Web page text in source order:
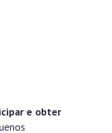
e obter